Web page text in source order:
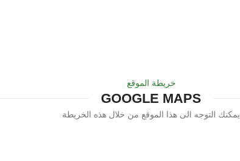
خريطة الموقع
GOOGLE MAPS
يمكنك التوجه الى هذا الموقع من خلال هذه الخريطة